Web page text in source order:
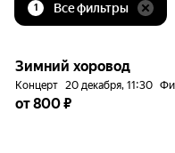
1 Все фильтры
Зимний хоровод
Концерт 20 декабря, 11:30
от 800 ₽